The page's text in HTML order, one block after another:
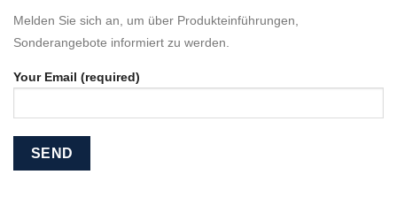
Melden Sie sich an, um über Produkteinführungen,
Sonderangebote informiert zu werden.
Your Email (required)